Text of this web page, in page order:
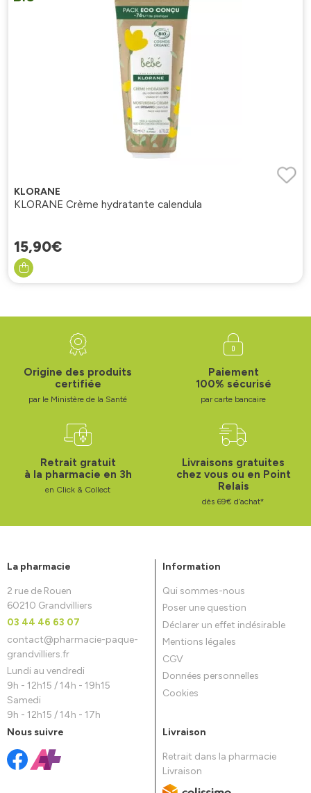
KLORANE
KLORANE Crème hydratante calendula
15,90€
Origine des produits
certifiée
par le Ministère de la Santé
Paiement
100% sécurisé
par carte bancaire
Retrait gratuit
à la pharmacie en 3h
en Click & Collect
Livraisons gratuites
chez vous ou en Point
Relais
dès 69€ d’achat*
La pharmacie
2 rue de Rouen
60210 Grandvilliers
03 44 46 63 07
contact@pharmacie-paque-
grandvilliers.fr
Lundi au vendredi
9h - 12h15 / 14h - 19h15
Samedi
9h - 12h15 / 14h - 17h
Information
Qui sommes-nous
Poser une question
Déclarer un effet indésirable
Mentions légales
CGV
Données personnelles
Cookies
Nous suivre Livraison
Retrait dans la pharmacie
Livraison